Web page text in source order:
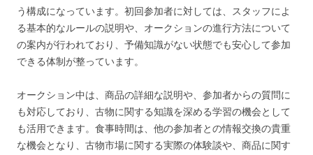
う構成になっています。初回参加者に対しては、スタッフによ
る基本的なルールの説明や、オークションの進行方法について
の案内が行われており、予備知識がない状態でも安心して参加
できる体制が整っています。
オークション中は、商品の詳細な説明や、参加者からの質問に
も対応しており、古物に関する知識を深める学習の機会として
も活用できます。食事時間は、他の参加者との情報交換の貴重
な機会となり、古物市場に関する実際の体験談や、商品に関す